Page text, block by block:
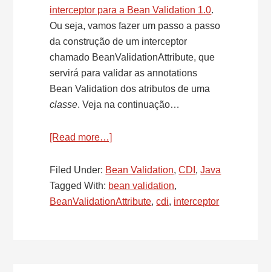
interceptor para a Bean Validation 1.0.
Ou seja, vamos fazer um passo a passo
da construção de um interceptor
chamado BeanValidationAttribute, que
servirá para validar as annotations
Bean Validation dos atributos de uma
classe. Veja na continuação…
[Read more…]
–
Criando
o
Filed Under: Bean Validation,CDI ,Java
Tagged With: bean validation,
BeanValidationAttribute,cdi, interceptor